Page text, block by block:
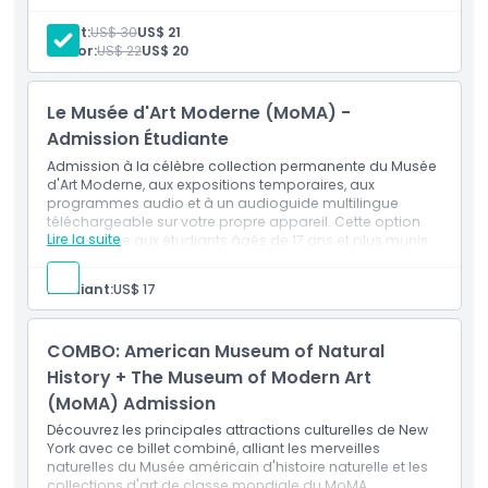
Inclus
Politique enfant/adulte
Exclus
Heures d'ouverture
À savoir
Emplacement
Comment s'y rendre
Inclus
Admission à la collection permanente du Musée
d'Art Moderne (MoMA)
Accès aux expositions temporaires
Les enfants âgés de 0–16 entrent gratuitement
Un billet enfant gratuit est requis et peut être retiré au
Adult:US$ 30US$ 21
Senior:US$ 22US$ 20
Le Musée d'Art Moderne (MoMA) -
Admission Étudiante
Admission à la célèbre collection permanente du Musée
d'Art Moderne, aux expositions temporaires, aux
programmes audio et à un audioguide multilingue
téléchargeable sur votre propre appareil. Cette option
est destinée aux étudiants âgés de 17 ans et plus munis
d'une carte d'étudiant valide. L'admission étudiante n'est
Lire la suite
Étudiant:US$ 17
COMBO: American Museum of Natural
History + The Museum of Modern Art
(MoMA) Admission
Découvrez les principales attractions culturelles de New
York avec ce billet combiné, alliant les merveilles
naturelles du Musée américain d'histoire naturelle et les